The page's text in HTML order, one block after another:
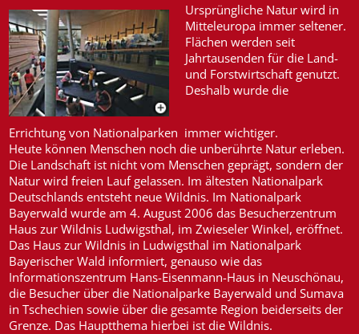
Ursprüngliche Natur wird in
Mitteleuropa immer seltener.
Flächen werden seit
Jahrtausenden für die Land-
und Forstwirtschaft genutzt.
Deshalb wurde die
Errichtung von Nationalparken immer wichtiger.
Heute können Menschen noch die unberührte Natur erleben.
Die Landschaft ist nicht vom Menschen geprägt, sondern der
Natur wird freien Lauf gelassen. Im ältesten Nationalpark
Deutschlands entsteht neue Wildnis. Im Nationalpark
Bayerwald wurde am 4. August 2006 das Besucherzentrum
Haus zur Wildnis Ludwigsthal, im Zwieseler Winkel, eröffnet.
Das Haus zur Wildnis in Ludwigsthal im Nationalpark
Bayerischer Wald informiert, genauso wie das
Informationszentrum Hans-Eisenmann-Haus in Neuschönau,
die Besucher über die Nationalparke Bayerwald und Sumava
in Tschechien sowie über die gesamte Region beiderseits der
Grenze. Das Hauptthema hierbei ist die Wildnis.